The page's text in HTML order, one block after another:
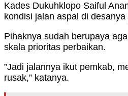
Kades Dukuhklopo Saiful
kondisi jalan aspal di
Pihaknya sudah berupaya
skala prioritas perbaikan.
”Jadi jalannya ikut pemkab,
rusak,” katanya.